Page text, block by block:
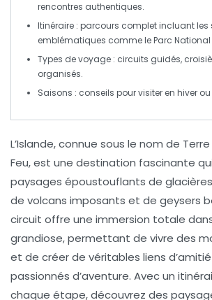
rencontres authentiques.
Itinéraire : parcours complet incluant les
emblématiques comme leParc
Types de voyage : circuits guidés,
organisés.
Saisons : conseils pour visiter en hiver ou
L’Islande, connue sous le nom de
Feu, est une destination fascinante
paysages époustouflants de
de volcans imposants et de geysers
circuit offre une immersion totale
grandiose, permettant de vivre des
et de créer de véritables liens
passionnés d’aventure. Avec un
chaque étape, découvrez des